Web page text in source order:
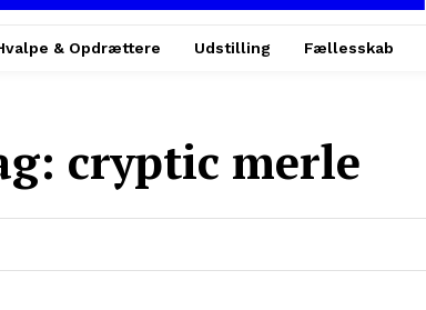
& Opdrættere Udstilling Fællesskab
cryptic merle